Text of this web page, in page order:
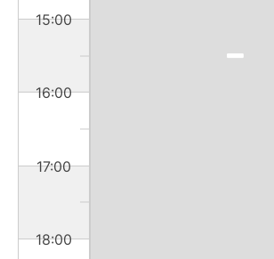
15:00
16:00
17:00
18:00